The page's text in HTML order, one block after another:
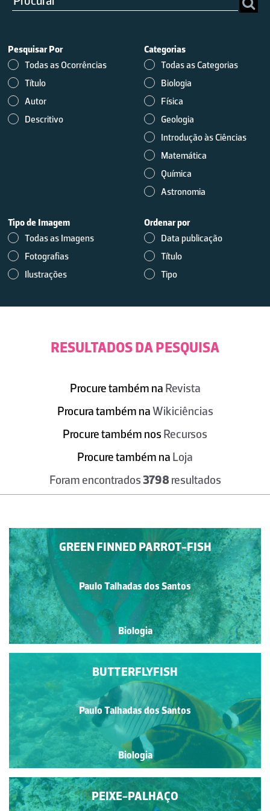
Pesquisar Por
Todas as Ocorrências
Título
Autor
Descritivo
Categorias
Todas as Categorias
Biologia
Física
Geologia
Introdução às Ciências
Matemática
Química
Astronomia
Tipo de Imagem
Todas as Imagens
Fotografias
Ilustrações
Ordenar por
Data publicação
Título
Tipo
RESULTADOS DA PESQUISA
Procure também na Revista
Procura também naWikiciências
Procure também nos Recursos
Procure também na Loja
Foram encontrados3798 resultados
GREEN FINNED PARROT-FISH
Paulo Talhadas dos Santos
Biologia
BUTTERFLYFISH
Paulo Talhadas dos Santos
Biologia
PEIXE-PALHAÇO